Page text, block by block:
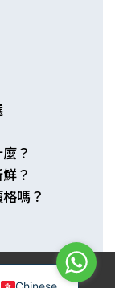
？
？
嗎？
Reserved